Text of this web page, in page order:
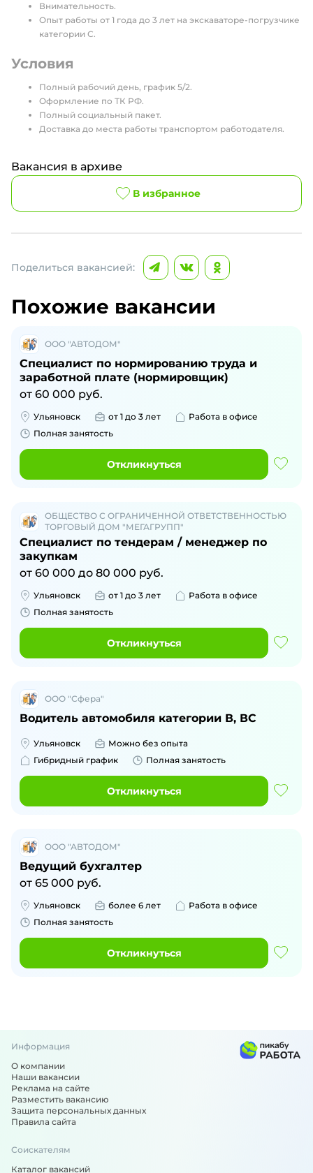
Внимательность.
Опыт работы от 1 года до 3 лет на экскаваторе-погрузчике
категории С.
Условия
Полный рабочий день, график 5/2.
Оформление по ТК РФ.
Полный социальный пакет.
Доставка до места работы транспортом работодателя.
Вакансия в архиве
В избранное
Поделиться вакансией:
Похожие вакансии
ООО "АВТОДОМ"
Специалист по нормированию труда и
заработной плате (нормировщик)
от 60 000 руб.
Ульяновск от 1 до 3 лет
Работа в офисе
Полная занятость
Откликнуться
ОБЩЕСТВО С ОГРАНИЧЕННОЙ ОТВЕТСТВЕННОСТЬЮ
ТОРГОВЫЙ ДОМ "МЕГАГРУПП"
Специалист по тендерам / менеджер по
закупкам
от 60 000 до 80 000 руб.
Ульяновск от 1 до 3 лет
Работа в офисе
Полная занятость
Откликнуться
ООО "Сфера"
Водитель автомобиля категории В, ВС
Ульяновск
Можно без опыта
Гибридный график
Полная занятость
Откликнуться
ООО "АВТОДОМ"
Ведущий бухгалтер
от 65 000 руб.
Ульяновск более 6 лет
Работа в офисе
Полная занятость
Откликнуться
Информация
О компании
Наши вакансии
Реклама на сайте
Разместить вакансию
Защита персональных данных
Правила сайта
Соискателям
Каталог вакансий